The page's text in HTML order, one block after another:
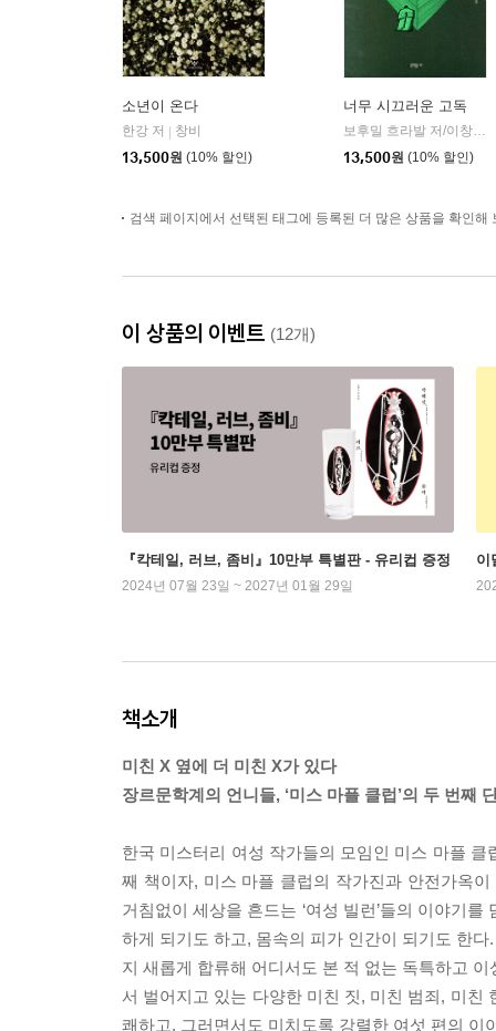
소년이 온다
한강 저
창비
13,500원 (10% 할인)
너무 시끄러운 고독
보후밀 흐라발 저/이창실 역
13,500원 (10% 할인)
검색 페이지에서 선택된 태그에 등록된 더 많은 상품을 확인해
이 상품의 이벤트 (12개)
『칵테일, 러브, 좀비』10만부 특별판 - 유리컵 증정
2024년 07월 23일 ~ 2027년 01월 29일
이
책소개
미친 X 옆에 더 미친 X가 있다
장르문학계의 언니들, ‘미스 마플 클럽’의 두 번째
한국 미스터리 여성 작가들의 모임인 미스 마플
째 책이자, 미스 마플 클럽의 작가진과 안전가옥
거침없이 세상을 흔드는 ‘여성 빌런’들의 이야기
하게 되기도 하고, 몸속의 피가 인간이 되기도 한
지 새롭게 합류해 어디서도 본 적 없는 독특하고
서 벌어지고 있는 다양한 미친 짓, 미친 범죄, 미친
쾌하고, 그러면서도 미치도록 강렬한 여섯 편의 이